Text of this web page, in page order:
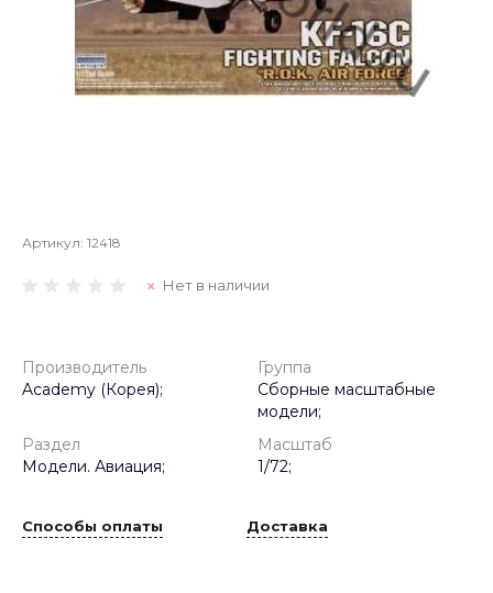
Артикул: 12418
Нет в наличии
Производитель
Academy (Корея);
Группа
Сборные масштабные
модели;
Раздел
Модели. Авиация;
Масштаб
1/72;
Способы оплаты Доставка